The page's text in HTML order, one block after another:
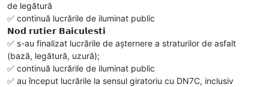
de legătură
✅️ continuă lucrările de iluminat public
𝗡𝗼𝗱 𝗿𝘂𝘁𝗶𝗲𝗿 𝗕𝗮𝗶𝗰𝘂𝗹𝗲𝘀𝘁𝗶
✅️ s-au finalizat lucrările de așternere a straturilor de asfalt
(bază, legătură, uzură);
✅️ continuă lucrările de iluminat public
✅️ au început lucrările la sensul giratoriu cu DN7C, inclusiv